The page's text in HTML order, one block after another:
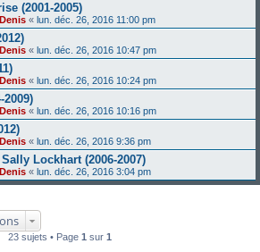
(2001-2005)
Denis « lun. déc. 26, 2016 11:00 pm
Denis « lun. déc. 26, 2016 10:47 pm
Denis « lun. déc. 26, 2016 10:24 pm
2009)
Denis « lun. déc. 26, 2016 10:16 pm
Denis « lun. déc. 26, 2016 9:36 pm
Lockhart (2006-2007)
Denis « lun. déc. 26, 2016 3:04 pm
23 sujets • Page 1 sur 1